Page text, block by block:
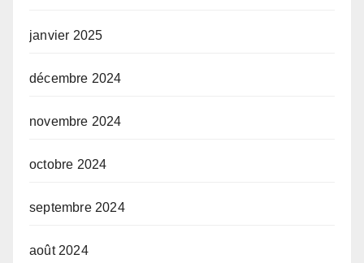
janvier 2025
décembre 2024
novembre 2024
octobre 2024
septembre 2024
août 2024